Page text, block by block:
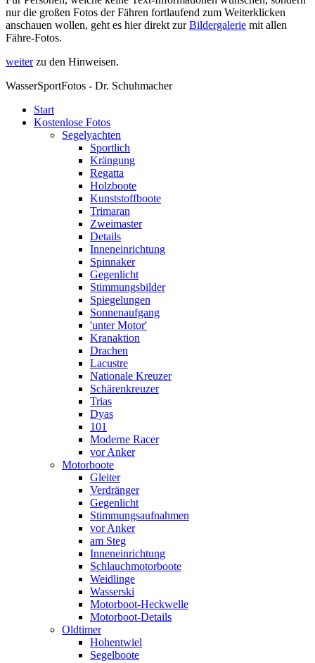
nur die großen Fotos der Fähren fortlaufend zum Weiterklicken
anschauen wollen, geht es hier direkt zurBildergalerie mit allen
Fähre-Fotos.
weiterzu den Hinweisen.
WasserSportFotos - Dr. Schuhmacher
Start
Kostenlose Fotos
Segelyachten
Sportlich
Krängung
Regatta
Holzboote
Kunststoffboote
Trimaran
Zweimaster
Details
Inneneinrichtung
Spinnaker
Gegenlicht
Stimmungsbilder
Spiegelungen
Sonnenaufgang
'unter Motor'
Kranaktion
Drachen
Lacustre
Nationale Kreuzer
Schärenkreuzer
Trias
Dyas
101
Moderne Racer
vor Anker
Motorboote
Gleiter
Verdränger
Gegenlicht
Stimmungsaufnahmen
vor Anker
am Steg
Inneneinrichtung
Schlauchmotorboote
Weidlinge
Wasserski
Motorboot-Heckwelle
Motorboot-Details
Oldtimer
Hohentwiel
Segelboote